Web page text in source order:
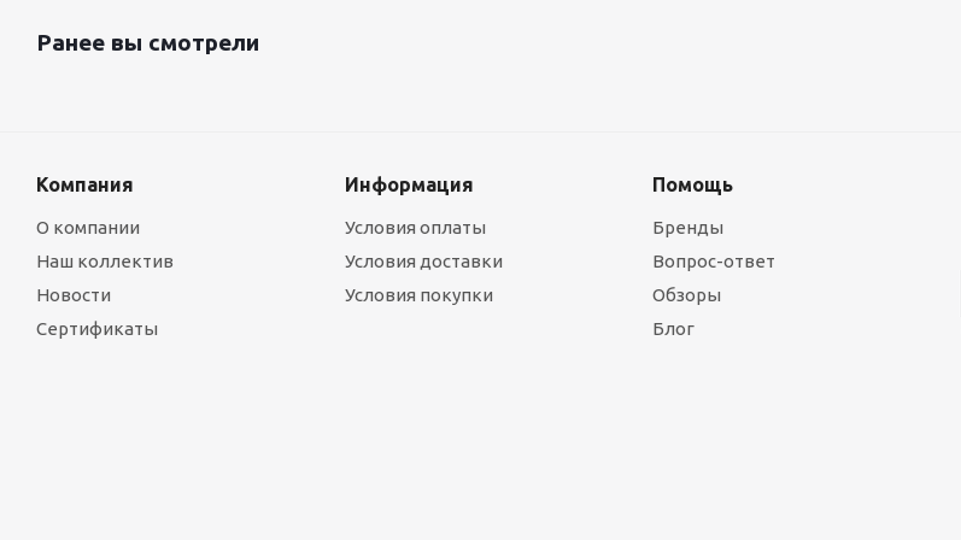
Ранее вы смотрели
Компания
О компании
Наш коллектив
Новости
Сертификаты
Информация
Условия оплаты
Условия доставки
Условия покупки
Помощь
Бренды
Вопрос-ответ
Обзоры
Блог